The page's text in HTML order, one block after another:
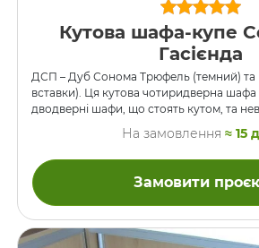
Кутова шафа-купе
Гасієнда
ДСП – Дуб Сонома Трюфель (темний) та
вставки). Ця кутова чотиридверна шафа
дводверні шафи, що стоять кутом, та
заокруглена поличка, сполучені в один
наповнення ДСП, шафа встановлена в
новобудові.
На замовлення ≈ 15
Замовити